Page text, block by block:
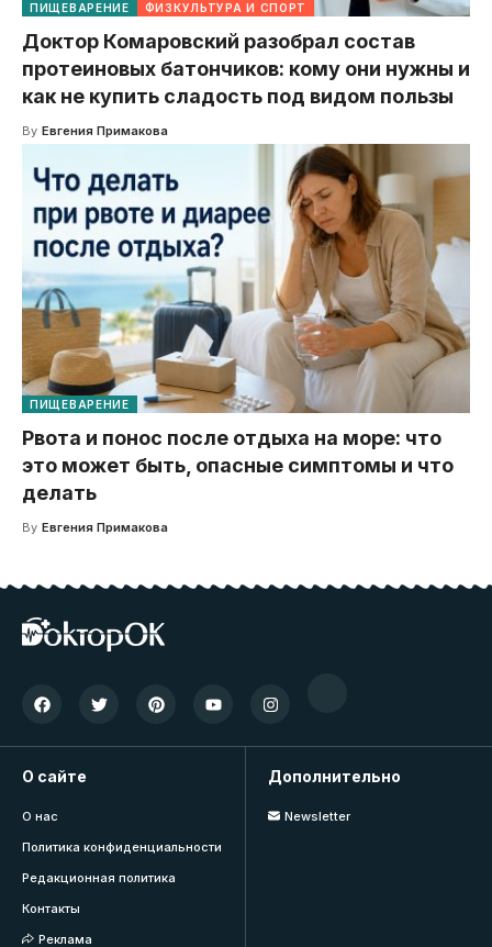
ПИЩЕВАРЕНИЕ ФИЗКУЛЬТУРА И СПОРТ
Доктор Комаровский разобрал состав
протеиновых батончиков: кому они нужны и
как не купить сладость под видом пользы
By Евгения Примакова
ПИЩЕВАРЕНИЕ
Рвота и понос после отдыха на море: что
это может быть, опасные симптомы и что
делать
By Евгения Примакова
О сайте
О нас
Политика конфиденциальности
Редакционная политика
Контакты
Реклама
Дополнительно
Newsletter